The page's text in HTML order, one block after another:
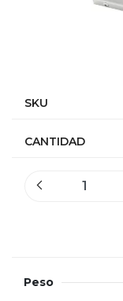
SKU
CANTIDAD
Peso